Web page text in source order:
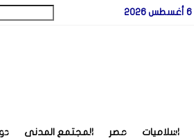
اسلاميات مصر المجتمع المدنى